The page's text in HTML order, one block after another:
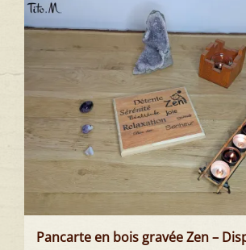
Pancarte en bois gravée Zen –